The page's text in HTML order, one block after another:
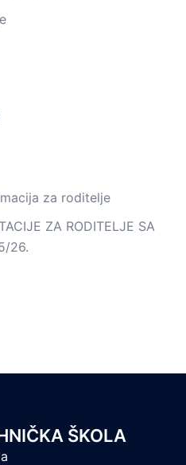
za roditelje
ZA RODITELJE SA
26.
ŠKOLA